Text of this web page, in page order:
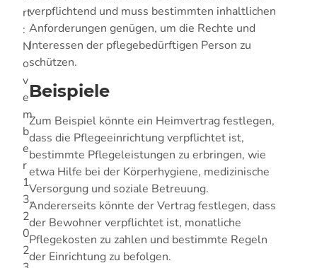
rt
:
N
o
v
e
m
b
e
r
1
3,
2
0
2
verpflichtend und muss bestimmten inhaltlichen
Anforderungen genügen, um die Rechte und
Interessen der pflegebedürftigen Person zu
schützen.
Beispiele
Zum Beispiel könnte ein Heimvertrag festlegen,
dass die Pflegeeinrichtung verpflichtet ist,
bestimmte Pflegeleistungen zu erbringen, wie
etwa Hilfe bei der Körperhygiene, medizinische
Versorgung und soziale Betreuung.
Andererseits könnte der Vertrag festlegen, dass
der Bewohner verpflichtet ist, monatliche
Pflegekosten zu zahlen und bestimmte Regeln
der Einrichtung zu befolgen.